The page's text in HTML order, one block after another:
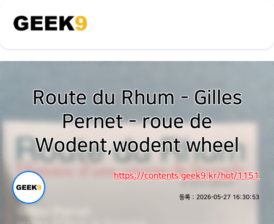
Route du Rhum - Gilles
Pernet - roue de
Wodent,wodent wheel
https://contents.geek9.kr/hot/1151
등록 : 2026-05-27 16:30:53